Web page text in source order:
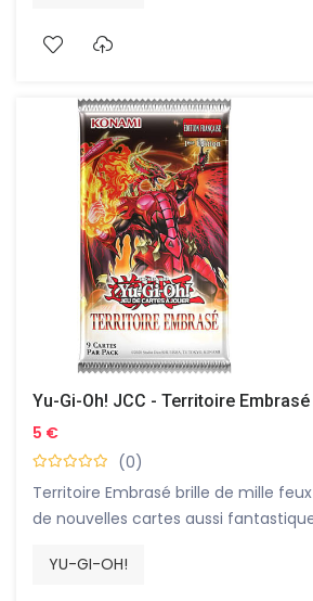
Yu-Gi-Oh! JCC - Territoire
5 €
(0)
Territoire Embrasé brille de mille
de nouvelles cartes aussi
Anna Kôzuki et le Roi des Duels en
YU-GI-OH!